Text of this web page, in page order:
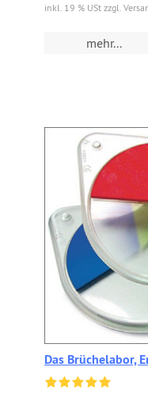
inkl. 19 % USt zzgl.
mehr...
Das Brüchelabor,